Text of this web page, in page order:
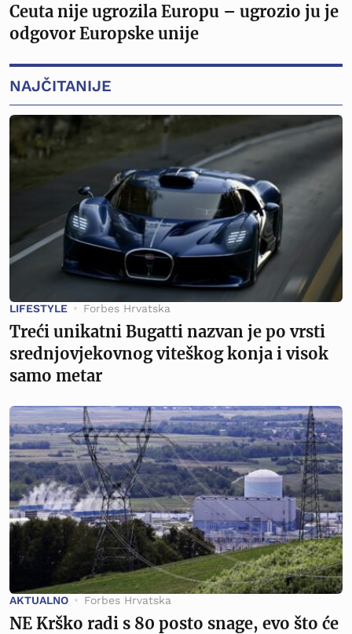
Ceuta nije ugrozila Europu – ugrozio ju je
odgovor Europske unije
NAJČITANIJE
LIFESTYLE Forbes Hrvatska
Treći unikatni Bugatti nazvan je po vrsti
srednjovjekovnog viteškog konja i visok
samo metar
AKTUALNO Forbes Hrvatska
NE Krško radi s 80 posto snage, evo što će